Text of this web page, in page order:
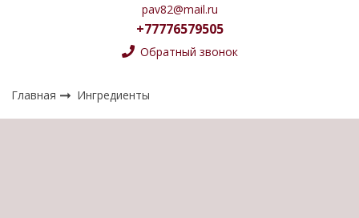
pav82@mail.ru
+77776579505
Обратный звонок
Главная Ингредиенты